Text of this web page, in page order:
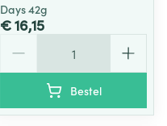
Days 42g
€ 16,15
Bestel